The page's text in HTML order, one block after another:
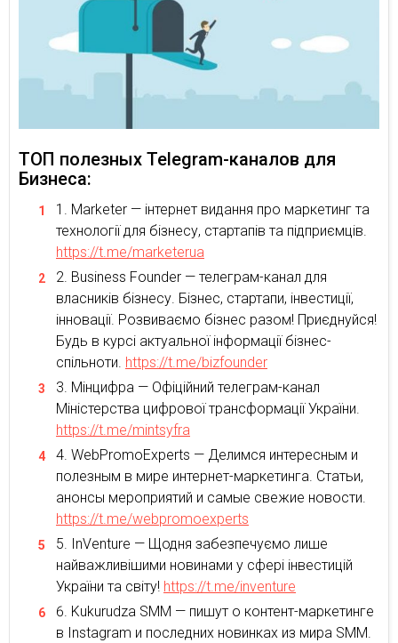
ТОП полезных Telegram-каналов для
Бизнеса:
Marketer — інтернет видання про маркетинг та
технології для бізнесу, стартапів та підприємців.
https://t.me/marketerua
Business Founder — телеграм-канал для
власників бізнесу. Бізнес, стартапи, інвестиції,
інновації. Розвиваємо бізнес разом! Приєднуйся!
Будь в курсі актуальної інформації бізнес-
спільноти. https://t.me/bizfounder
Мінцифра — Офіційний телеграм-канал
Міністерства цифрової трансформації України.
https://t.me/mintsyfra
WebPromoExperts — Делимся интересным и
полезным в мире интернет-маркетинга. Статьи,
анонсы мероприятий и самые свежие новости.
https://t.me/webpromoexperts
InVenture — Щодня забезпечуємо лише
найважливішими новинами у сфері інвестицій
України та світу! https://t.me/inventure
Kukurudza SMM — пишут о контент-маркетинге
в Instagram и последних новинках из мира SMM.